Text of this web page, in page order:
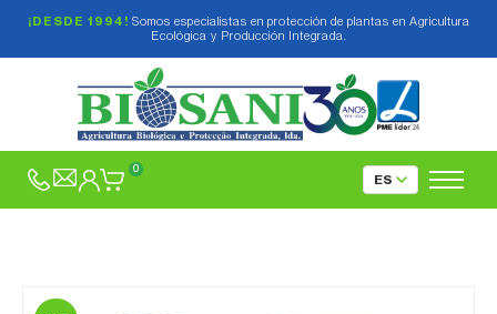
¡DESDE 1994! Somos especialistas en protección de plantas en Agricultura
Ecológica y Producción Integrada.
0